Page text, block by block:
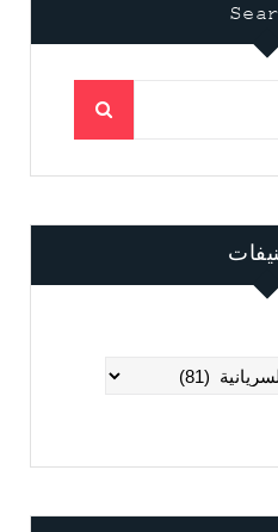
تصنيفات